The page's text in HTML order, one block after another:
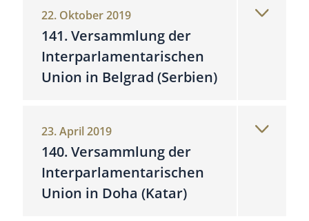
22. Oktober 2019
141. Versammlung der
Interparlamentarischen
Union in Belgrad (Serbien)
23. April 2019
140. Versammlung der
Interparlamentarischen
Union in Doha (Katar)